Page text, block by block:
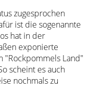
zugesprochen
ist die sogenannte
hat in der
exponierte
"Rockpommels Land"
scheint es auch
nochmals zu